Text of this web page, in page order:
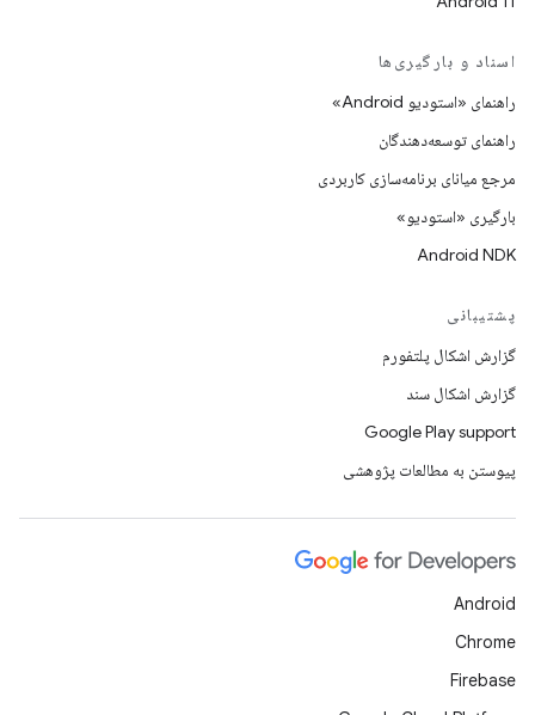
اسناد و بارگیری‌ها
راهنمای «استودیو Android»
راهنمای توسعه‌دهندگان
مرجع میانای برنامه‌سازی کاربردی
بارگیری «استودیو»
Android NDK
پشتیبانی
گزارش اشکال پلتفورم
گزارش اشکال سند
Google Play support
پیوستن به مطالعات پژوهشی
Android
Chrome
Firebase